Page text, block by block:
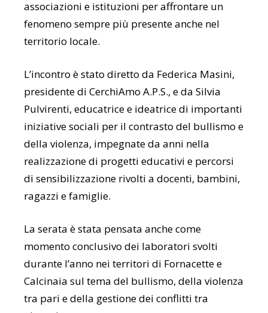
associazioni e istituzioni per affrontare un
fenomeno sempre più presente anche nel
territorio locale.
L’incontro è stato diretto da Federica Masini,
presidente di CerchiAmo A.P.S., e da Silvia
Pulvirenti, educatrice e ideatrice di importanti
iniziative sociali per il contrasto del bullismo e
della violenza, impegnate da anni nella
realizzazione di progetti educativi e percorsi
di sensibilizzazione rivolti a docenti, bambini,
ragazzi e famiglie.
La serata è stata pensata anche come
momento conclusivo dei laboratori svolti
durante l’anno nei territori di Fornacette e
Calcinaia sul tema del bullismo, della violenza
tra pari e della gestione dei conflitti tra